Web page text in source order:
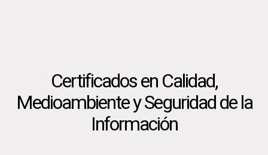
Certificados en Calidad,
Medioambiente y Seguridad de la
Información